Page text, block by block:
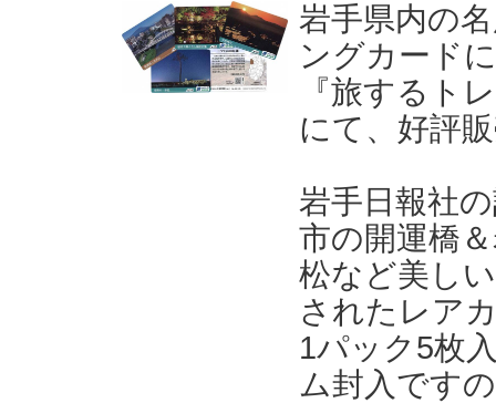
岩手県内の
ングカード
『旅するト
にて、好評
岩手日報社
市の開運橋
松など美し
されたレア
1パック5枚
ム封入です